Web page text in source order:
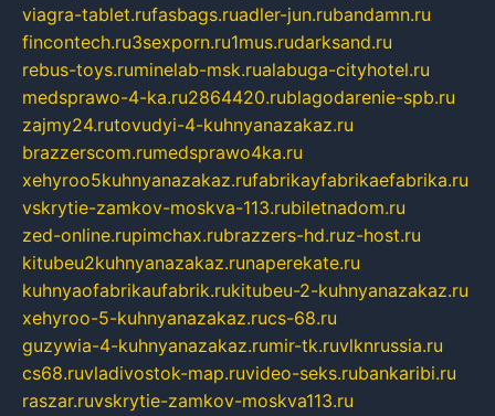
viagra-tablet.rufasbags.ruadler-jun.rubandamn.ru
fincontech.ru3sexporn.ru1mus.rudarksand.ru
rebus-toys.ruminelab-msk.rualabuga-cityhotel.ru
medsprawo-4-ka.ru2864420.rublagodarenie-spb.ru
zajmy24.rutovudyi-4-kuhnyanazakaz.ru
brazzerscom.rumedsprawo4ka.ru
xehyroo5kuhnyanazakaz.rufabrikayfabrikaefabrika.ru
vskrytie-zamkov-moskva-113.rubiletnadom.ru
zed-online.rupimchax.rubrazzers-hd.ruz-host.ru
kitubeu2kuhnyanazakaz.runaperekate.ru
kuhnyaofabrikaufabrik.rukitubeu-2-kuhnyanazakaz.ru
xehyroo-5-kuhnyanazakaz.rucs-68.ru
guzywia-4-kuhnyanazakaz.rumir-tk.ruvlknrussia.ru
cs68.ruvladivostok-map.ruvideo-seks.rubankaribi.ru
raszar.ruvskrytie-zamkov-moskva113.ru